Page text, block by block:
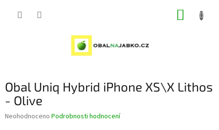
Obal Uniq Hybrid iPhone XS\X Lithos
- Olive
Průměrné
Neohodnoceno Podrobnosti hodnocení